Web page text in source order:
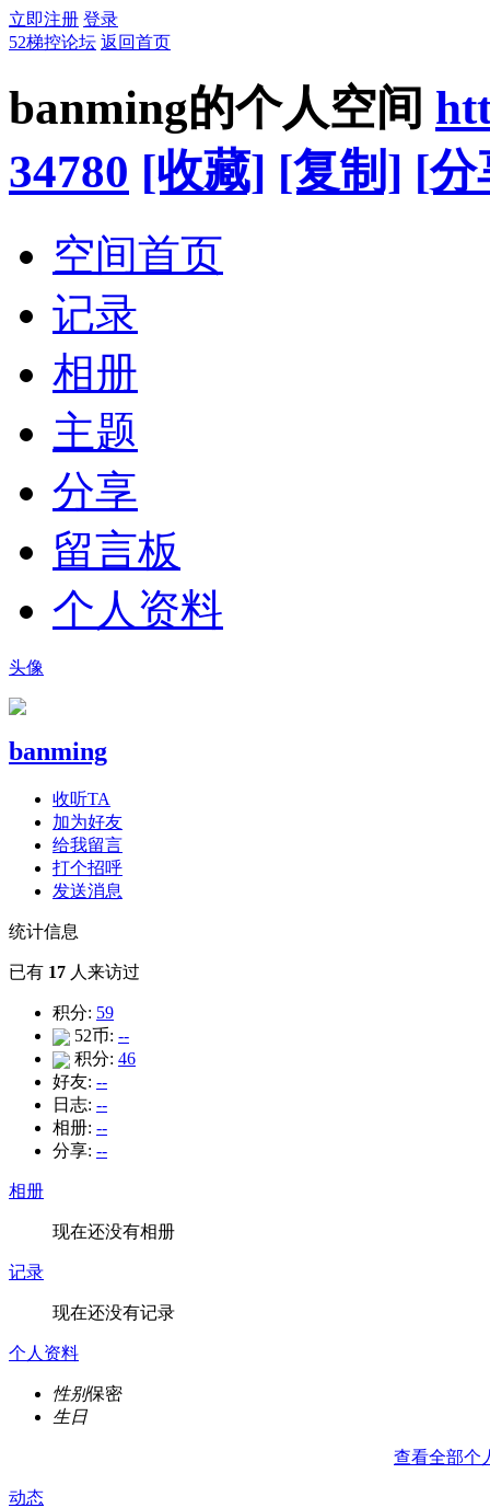
立即注册 登录
52梯控论坛 返回首页
banming的个人空间
34780 [收藏] [复制] [分
空间首页
记录
相册
主题
分享
留言板
个人资料
头像
banming
收听TA
加为好友
给我留言
打个招呼
发送消息
统计信息
已有 17 人来访过
积分: 59
52币: --
积分: 46
好友: --
日志: --
相册: --
分享: --
相册
现在还没有相册
记录
现在还没有记录
个人资料
性别保密
生日
查看全部个
动态